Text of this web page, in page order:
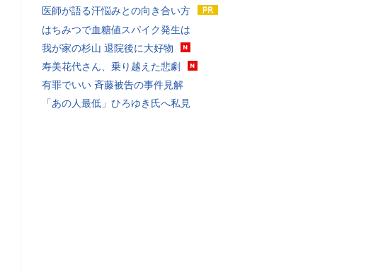
医師が語る汗悩みとの向き合い方
はちみつで血糖値スパイク発生は
我が家の杉山 退院後に大好物
寿美花代さん、乗り越えた悲劇
有罪でいい 斉藤被告の事件見解
「あの人最低」ひろゆき氏へ私見